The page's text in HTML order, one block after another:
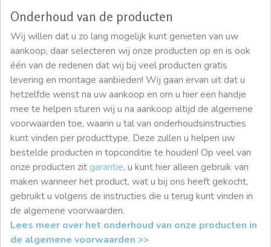
Onderhoud van de producten
Wij willen dat u zo lang mogelijk kunt genieten van uw
aankoop, daar selecteren wij onze producten op en is ook
één van de redenen dat wij bij veel producten gratis
levering en montage aanbieden! Wij gaan ervan uit dat u
hetzelfde wenst na uw aankoop en om u hier een handje
mee te helpen sturen wij u na aankoop altijd de algemene
voorwaarden toe, waarin u tal van onderhoudsinstructies
kunt vinden per producttype. Deze zullen u helpen uw
bestelde producten in topconditie te houden! Op veel van
onze producten zitgarantie, u kunt hier alleen gebruik van
maken wanneer het product, wat u bij ons heeft gekocht,
gebruikt u volgens de instructies die u terug kunt vinden in
de algemene voorwaarden.
Lees meer over het onderhoud van onze producten in
de algemene voorwaarden >>